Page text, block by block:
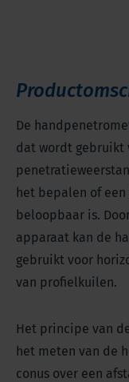
In de fabriek
De
dat wordt gebruikt
het bepalen of
beloopbaar is.
apparaat kan de
gebruikt voor
van profielkuilen.
Het principe van
het meten van de
conus over een